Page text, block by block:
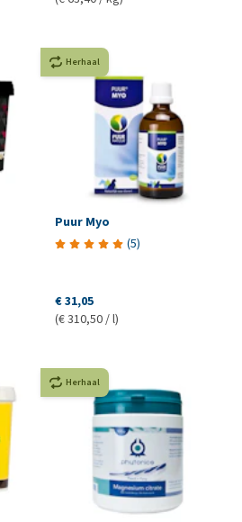
Herhaal
Puur Myo
(5)
€ 31,05
(€ 310,50 / l)
Herhaal